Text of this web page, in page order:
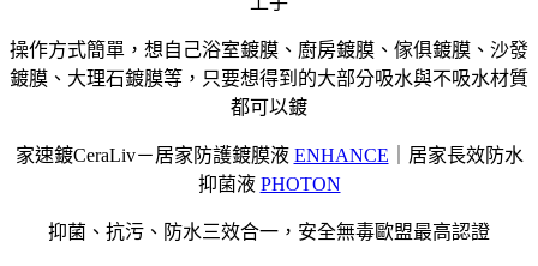
操作方式簡單，想自己浴室鍍膜、廚房鍍膜、傢俱鍍膜、沙發
鍍膜、大理石鍍膜等，只要想得到的大部分吸水與不吸水材質
都可以鍍
家速鍍CeraLiv－居家防護鍍膜液 ENHANCE ｜居家長效防水
抑菌液 PHOTON
抑菌、抗污、防水三效合一，安全無毒歐盟最高認證